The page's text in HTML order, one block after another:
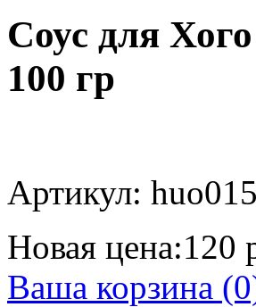
Соус для
100 гр
Артикул: huo015
Новая цена:120
Ваша корзина